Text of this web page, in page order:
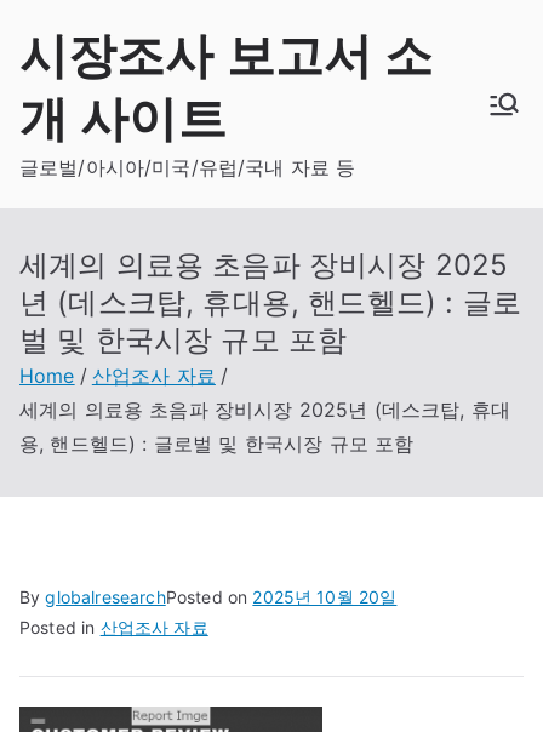
content
시장조사 보고서 소
개 사이트
글로벌/아시아/미국/유럽/국내 자료 등
세계의 의료용 초음파 장비시장 2025
년 (데스크탑, 휴대용, 핸드헬드) : 글로
벌 및 한국시장 규모 포함
Home
산업조사 자료
세계의 의료용 초음파 장비시장 2025년 (데스크탑, 휴대
용, 핸드헬드) : 글로벌 및 한국시장 규모 포함
ByglobalresearchPosted on 2025년 10월 20일
Posted in 산업조사 자료